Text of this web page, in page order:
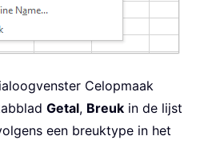
Celopmaak
Getal, Breuk in de lijst
een breuktype in het